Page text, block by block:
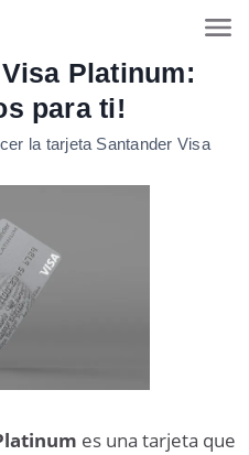
Platinum:
para ti!
la tarjeta Santander Visa
es una tarjeta que